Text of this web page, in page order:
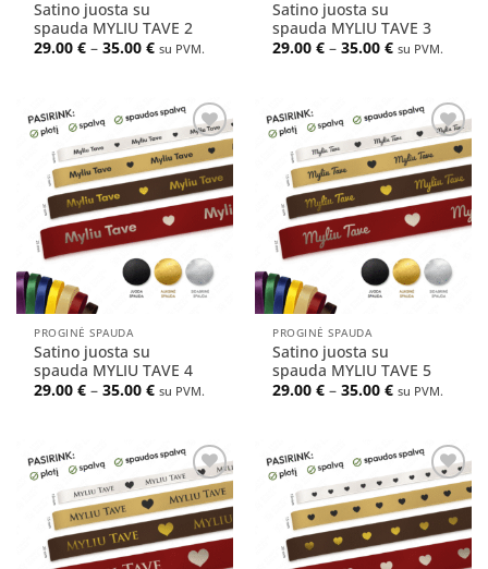
Satino juosta su
spauda MYLIU TAVE 2
29.00€ – 35.00€Price
35.00 €
su PVM.
Satino juosta su
spauda MYLIU TAVE 3
29.00€ – 35.00€Price
35.00 €
su PVM.
Pridėti
į norų
sąrašą
PROGINĖ SPAUDA
Satino juosta su
spauda MYLIU TAVE 4
29.00€ – 35.00€Price
range:
35.00 €
su PVM.
Pridėti
į norų
sąrašą
PROGINĖ SPAUDA
Satino juosta su
spauda MYLIU TAVE 5
29.00€ – 35.00€Price
range:
35.00 €
su PVM.
Pridėti
į norų
sąrašą
Pridėti
į norų
sąrašą